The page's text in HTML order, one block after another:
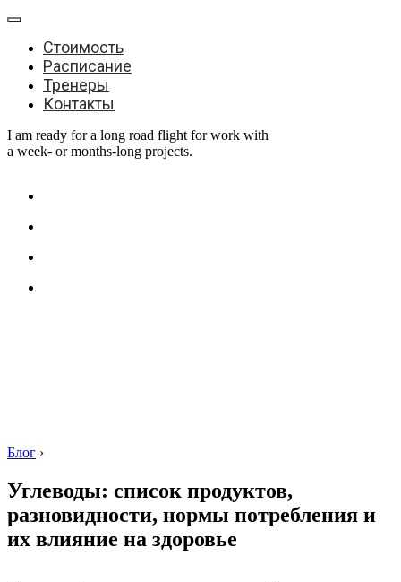
Стоимость
Расписание
Тренеры
Контакты
I am ready for a long road flight for work with
a week- or months-long projects.
Блог ›
Углеводы: список продуктов,
разновидности, нормы потребления и
их влияние на здоровье